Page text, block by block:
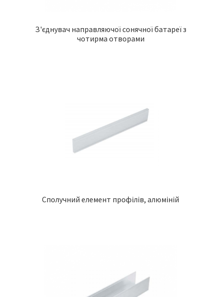
З'єднувач направляючої сонячної батареї з
чотирма отворами
Сполучний елемент профілів, алюміній